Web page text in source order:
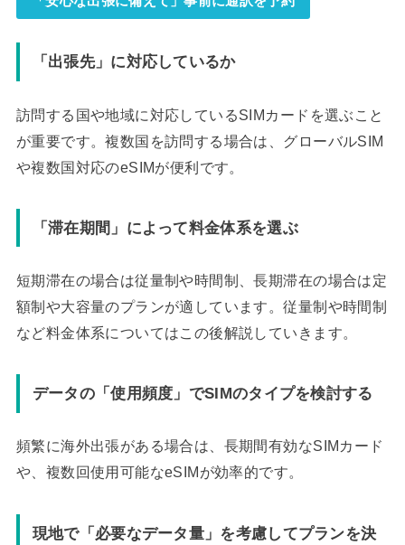
「出張先」に対応しているか
訪問する国や地域に対応しているSIMカードを選ぶこと
が重要です。複数国を訪問する場合は、グローバルSIM
や複数国対応のeSIMが便利です。
「滞在期間」によって料金体系を選ぶ
短期滞在の場合は従量制や時間制、長期滞在の場合は定
額制や大容量のプランが適しています。従量制や時間制
など料金体系についてはこの後解説していきます。
データの「使用頻度」でSIMのタイプを検討する
頻繁に海外出張がある場合は、長期間有効なSIMカード
や、複数回使用可能なeSIMが効率的です。
現地で「必要なデータ量」を考慮してプランを決